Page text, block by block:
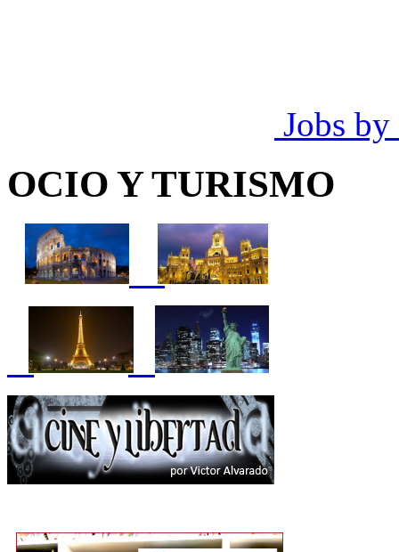
Jobs by
OCIO Y TURISMO